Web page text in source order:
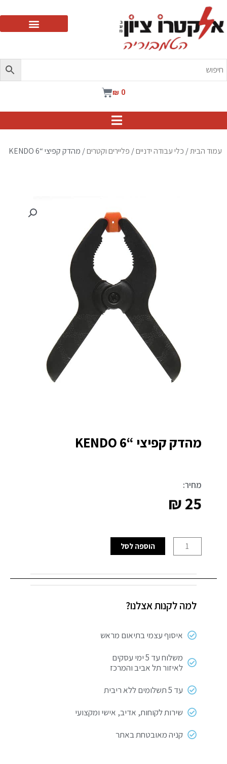
₪ 0
עגלת
עמוד הבית/ כלי עבודה ידניים/ פליירים וקטרים/ מהדק קפיצי “KENDO 6
מהדק קפיצי “KENDO 6
מחיר:
₪25
של
קפיצי
הוספה לסל
למה לקנות אצלנו?
איסוף עצמי בתיאום מראש
משלוח עד 5 ימי עסקים
לאיזור תל אביב והמרכז
עד 5 תשלומים ללא ריבית
שירות לקוחות, אדיב, אישי ומקצועי
קניה מאובטחת באתר